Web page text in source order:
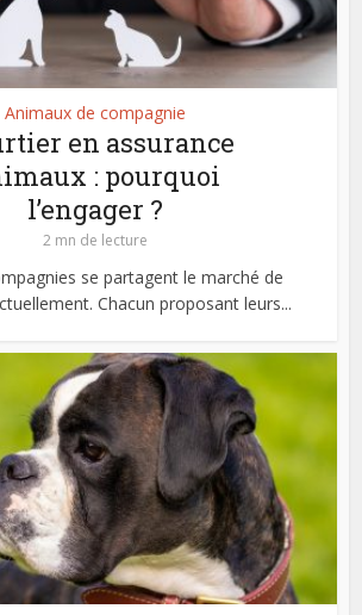
Animaux de compagnie
en assurance
: pourquoi
l’engager ?
2 mn de lecture
se partagent le marché de
Chacun proposant leurs...